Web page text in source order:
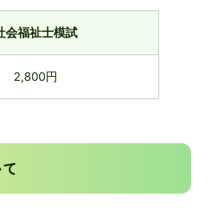
会福祉士模試
2,800円